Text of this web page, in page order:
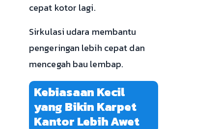
cepat kotor lagi.
Sirkulasi udara membantu
pengeringan lebih cepat dan
mencegah bau lembap.
Kebiasaan Kecil
yang Bikin Karpet
Kantor Lebih Awet